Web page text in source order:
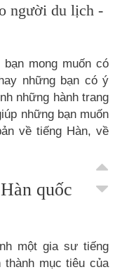
người du lịch -
mong muốn có
những bạn có ý
những hành trang
những bạn muốn
về tiếng Hàn, về
quốc
một gia sư tiếng
mục tiêu của